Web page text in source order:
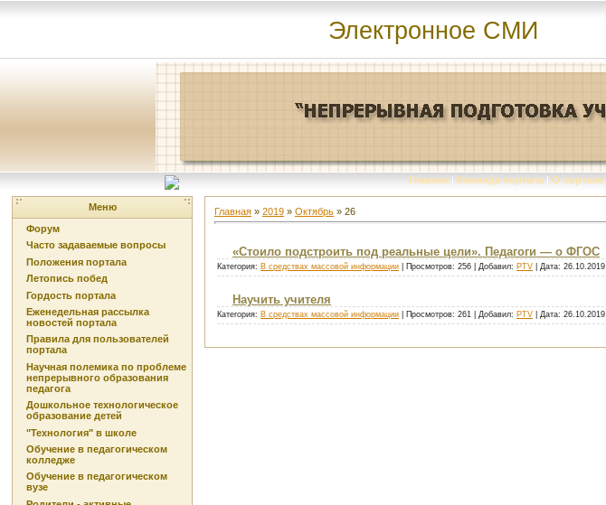
Электронное СМИ
Главная | Команда портала | О портале
Меню
Форум
Часто задаваемые вопросы
Положения портала
Летопись побед
Гордость портала
Еженедельная рассылка
новостей портала
Правила для пользователей
портала
Научная полемика по проблеме
непрерывного образования
педагога
Дошкольное технологическое
образование детей
"Технология" в школе
Обучение в педагогическом
колледже
Обучение в педагогическом
вузе
Главная » 2019 » Октябрь » 26
«Стоило подстроить под реальные цели». Педагоги — о ФГОС
Категория: В средствах массовой информации | Просмотров: 256 | Добавил: PTV | Дата: 26.10.2019
Научить учителя
Категория: В средствах массовой информации | Просмотров: 261 | Добавил: PTV | Дата: 26.10.2019